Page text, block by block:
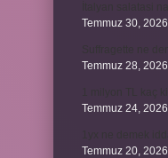
Temmuz 30, 2026
Temmuz 28, 2026
Temmuz 24, 2026
Temmuz 20, 2026